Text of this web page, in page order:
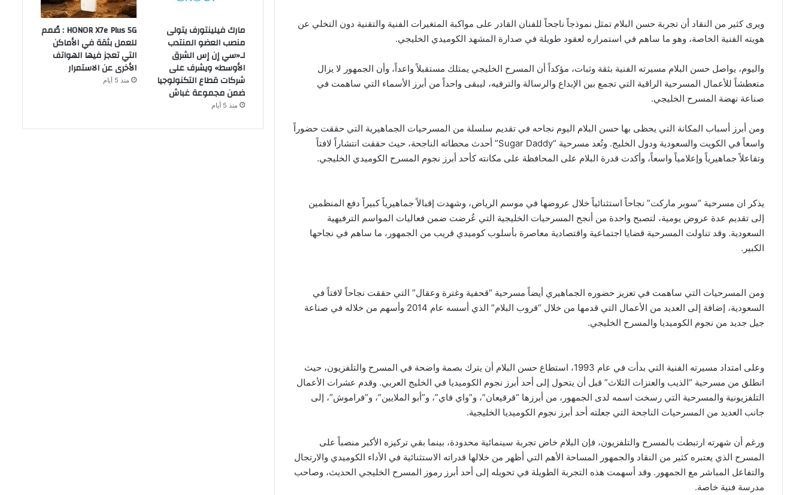
ويرى كثير من النقاد أن تجربة حسن البلام تمثل نموذجاً ناجحاً للفنان القادر على مواكبة المتغيرات الفنية والتقنية دون التخلي عن
هويته الفنية الخاصة، وهو ما ساهم في استمراره لعقود طويلة في صدارة المشهد الكوميدي الخليجي.
واليوم، يواصل حسن البلام مسيرته الفنية بثقة وثبات، مؤكداً أن المسرح الخليجي يمتلك مستقبلاً واعداً، وأن الجمهور لا يزال
متعطشاً للأعمال المسرحية الراقية التي تجمع بين الإبداع والرسالة والترفيه، ليبقى واحداً من أبرز الأسماء التي ساهمت في
صناعة نهضة المسرح الخليجي.
ومن أبرز أسباب المكانة التي يحظى بها حسن البلام اليوم نجاحه في تقديم سلسلة من المسرحيات الجماهيرية التي حققت حضوراً
واسعاً في الكويت والسعودية ودول الخليج. وتُعد مسرحية “Sugar Daddy” أحدث محطاته الناجحة، حيث حققت انتشاراً لافتاً
وتفاعلاً جماهيرياً وإعلامياً واسعاً، وأكدت قدرة البلام على المحافظة على مكانته كأحد أبرز نجوم المسرح الكوميدي الخليجي.
يذكر ان مسرحية “سوبر ماركت” نجاحاً استثنائياً خلال عروضها في موسم الرياض، وشهدت إقبالاً جماهيرياً كبيراً دفع المنظمين
إلى تقديم عدة عروض يومية، لتصبح واحدة من أنجح المسرحيات الخليجية التي عُرضت ضمن فعاليات المواسم الترفيهية
السعودية. وقد تناولت المسرحية قضايا اجتماعية واقتصادية معاصرة بأسلوب كوميدي قريب من الجمهور، ما ساهم في نجاحها
الكبير.
ومن المسرحيات التي ساهمت في تعزيز حضوره الجماهيري أيضاً مسرحية “قحفية وغترة وعقال” التي حققت نجاحاً لافتاً في
السعودية، إضافة إلى العديد من الأعمال التي قدمها من خلال “قروب البلام” الذي أسسه عام 2014 وأسهم من خلاله في صناعة
جيل جديد من نجوم الكوميديا والمسرح الخليجي.
وعلى امتداد مسيرته الفنية التي بدأت في عام 1993، استطاع حسن البلام أن يترك بصمة واضحة في المسرح والتلفزيون، حيث
انطلق من مسرحية “الذيب والعنزات الثلاث” قبل أن يتحول إلى أحد أبرز نجوم الكوميديا في الخليج العربي. وقدم عشرات الأعمال
التلفزيونية والمسرحية التي رسخت اسمه لدى الجمهور، من أبرزها “قرقيعان”، و”واي فاي”، و”أبو الملايين”، و”فراموش”، إلى
جانب العديد من المسرحيات الناجحة التي جعلته أحد أبرز نجوم الكوميديا الخليجية.
ورغم أن شهرته ارتبطت بالمسرح والتلفزيون، فإن البلام خاض تجربة سينمائية محدودة، بينما بقي تركيزه الأكبر منصباً على
المسرح الذي يعتبره كثير من النقاد والجمهور المساحة الأهم التي أظهر من خلالها قدراته الاستثنائية في الأداء الكوميدي والارتجال
والتفاعل المباشر مع الجمهور. وقد أسهمت هذه التجربة الطويلة في تحويله إلى أحد أبرز رموز المسرح الخليجي الحديث، وصاحب
مدرسة فنية خاصة.
مارك فيلينتورف يتولى
منصب العضو المنتدب
لـ«سي إن إس الشرق
الأوسط» ويشرف على
شركات قطاع التكنولوجيا
ضمن مجموعة غباش
منذ 5 أيام
HONOR X7e Plus 5G : صُمم
للعمل بثقة في الأماكن
التي تعجز فيها الهواتف
الأخرى عن الاستمرار
منذ 5 أيام